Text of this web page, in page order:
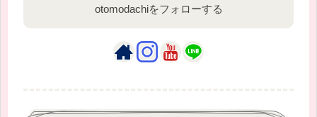
otomodachiをフォローする